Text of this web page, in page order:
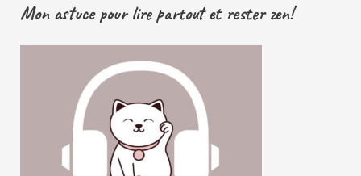
Mon astuce pour lire partout et rester zen!